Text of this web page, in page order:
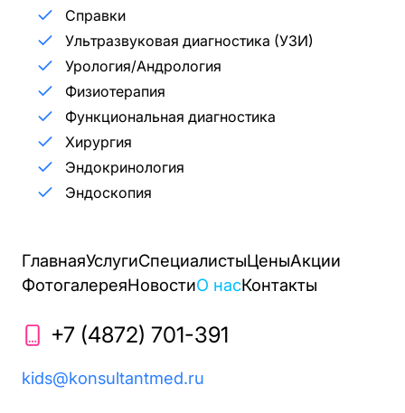
Справки
Ультразвуковая диагностика (УЗИ)
Урология/Андрология
Физиотерапия
Функциональная диагностика
Хирургия
Эндокринология
Эндоскопия
ГлавнаяУслугиСпециалистыЦеныАкции
ФотогалереяНовостиО насКонтакты
+7 (4872) 701-391
kids@konsultantmed.ru